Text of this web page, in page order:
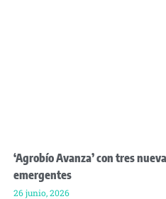
‘Agrobío Avanza’ con tres
emergentes
26 junio, 2026